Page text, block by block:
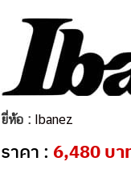
ยี่ห้อ : Ibanez
ราคา : 6,480 บา